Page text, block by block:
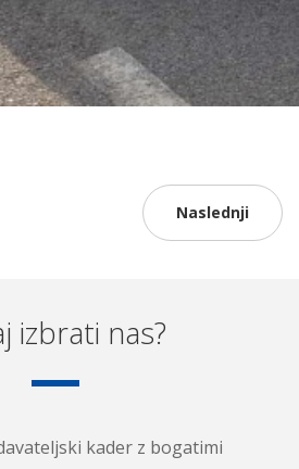
Naslednji
izbrati nas?
kader z bogatimi